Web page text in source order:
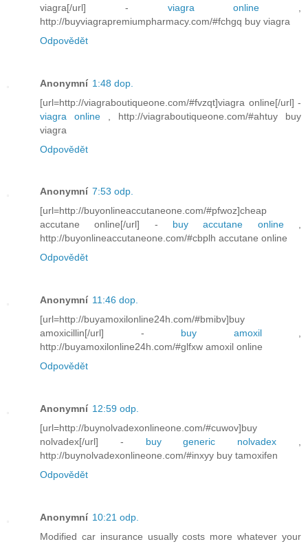
viagra[/url] - viagra online
http://buyviagrapremiumpharmacy.com/#fchgq buy viagra
Odpovědět
Anonymní 1:48 dop.
[url=http://viagraboutiqueone.com/#fvzqt]viagra online[/url] -
viagra online , http://viagraboutiqueone.com/#ahtuy buy
viagra
Odpovědět
Anonymní 7:53 odp.
[url=http://buyonlineaccutaneone.com/#pfwoz]cheap
accutane online[/url] - buy accutane online,
http://buyonlineaccutaneone.com/#cbplh accutane online
Odpovědět
Anonymní 11:46 dop.
[url=http://buyamoxilonline24h.com/#bmibv]buy
amoxicillin[/url] - buy amoxil,
http://buyamoxilonline24h.com/#glfxw amoxil online
Odpovědět
Anonymní 12:59 odp.
[url=http://buynolvadexonlineone.com/#cuwov]buy
nolvadex[/url] - buy generic nolvadex ,
http://buynolvadexonlineone.com/#inxyy buy tamoxifen
Odpovědět
Anonymní 10:21 odp.
Modified car insurance usually costs more whatever your